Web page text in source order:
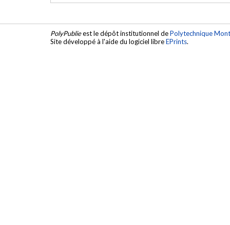
PolyPublieest le dépôt institutionnel dePolytechnique
Site développé à l'aide du logiciel libreEPrints.